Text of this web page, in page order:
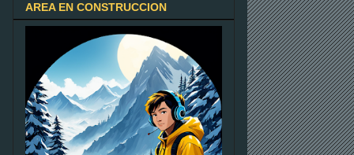
AREA EN CONSTRUCCION